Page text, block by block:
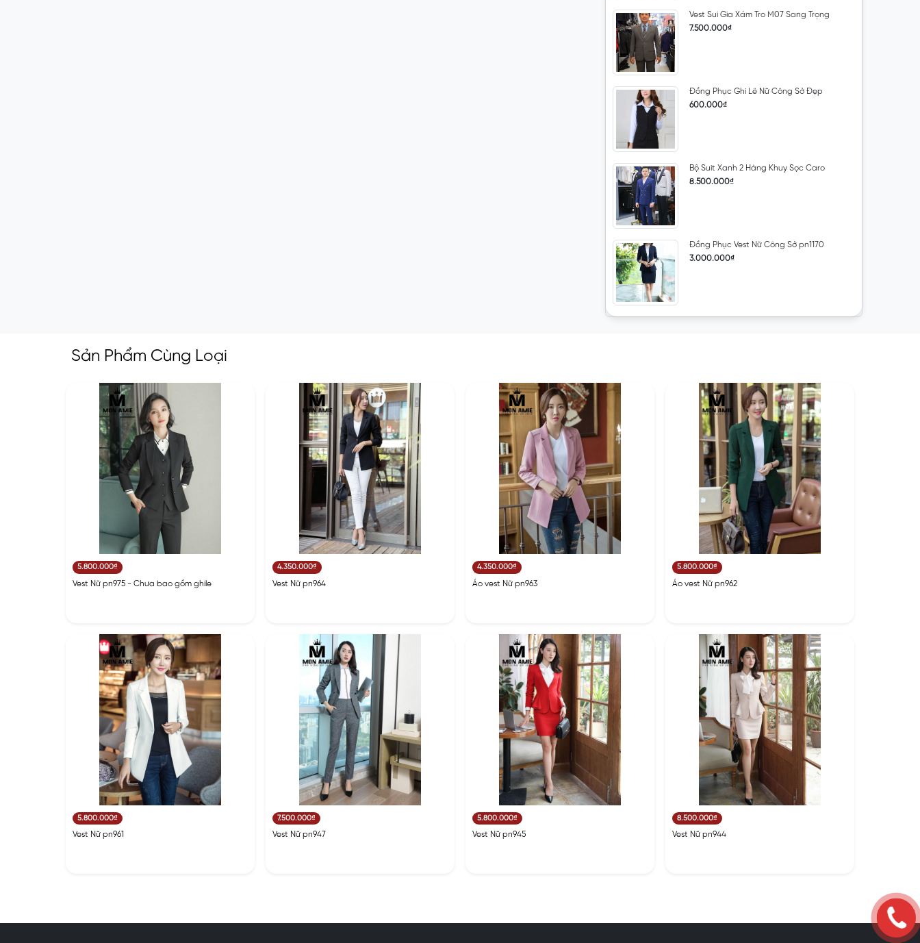
Vest Sui Gia Xám Tro M07 Sang Trọng
7.500.000₫
Đồng Phục Ghi Lê Nữ Công Sở Đẹp
600.000₫
Bộ Suit Xanh 2 Hàng Khuy Sọc Caro
8.500.000₫
Đồng Phục Vest Nữ Công Sở pn1170
3.000.000₫
Sản Phẩm Cùng Loại
5.800.000₫
Vest Nữ pn975 - Chưa bao gồm ghile
4.350.000₫
Vest Nữ pn964
4.350.000₫
Áo vest Nữ pn963
5.800.000₫
Áo vest Nữ pn962
5.800.000₫
Vest Nữ pn961
7.500.000₫
Vest Nữ pn947
5.800.000₫
Vest Nữ pn945
8.500.000₫
Vest Nữ pn944